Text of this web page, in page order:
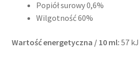
Popiół surowy 0,6%
Wilgotność 60%
Wartość energetyczna / 10 ml: 57 kJ